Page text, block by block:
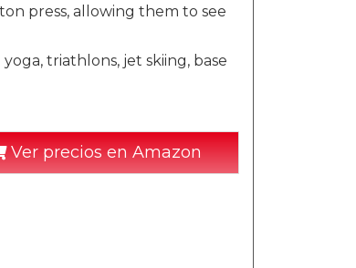
press, allowing them to see
triathlons, jet skiing, base
Ver precios en Amazon